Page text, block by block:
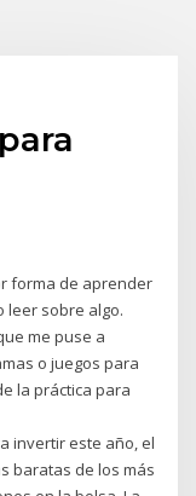
forma de aprender
leer sobre algo.
me puse a
o juegos para
la práctica para
invertir este año, el
baratas de los más